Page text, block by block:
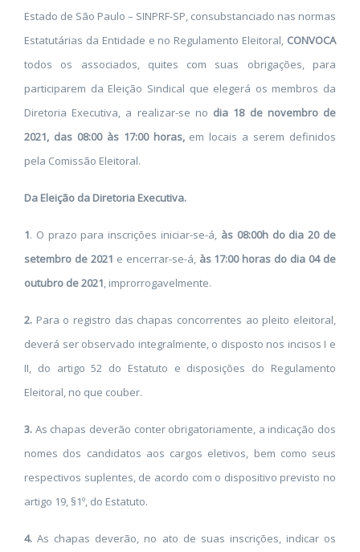
Estado de São Paulo – SINPRF-SP, consubstanciado nas normas
Estatutárias da Entidade e no Regulamento Eleitoral, CONVOCA
todos os associados, quites com suas obrigações, para
participarem da Eleição Sindical que elegerá os membros da
Diretoria Executiva, a realizar-se no dia 18 de novembro de
2021, das 08:00 às 17:00 horas,em locais a serem definidos
pela Comissão Eleitoral.
Da Eleição da Diretoria Executiva.
1. O prazo para inscrições iniciar-se-á, às 08:00h do dia 20 de
setembro de 2021 e encerrar-se-á, às 17:00 horas do dia 04 de
outubro de 2021, improrrogavelmente.
2. Para o registro das chapas concorrentes ao pleito eleitoral,
deverá ser observado integralmente, o disposto nos incisos I e
II, do artigo 52 do Estatuto e disposições do Regulamento
Eleitoral, no que couber.
3. As chapas deverão conter obrigatoriamente, a indicação dos
nomes dos candidatos aos cargos eletivos, bem como seus
respectivos suplentes, de acordo com o dispositivo previsto no
artigo 19, §1º, do Estatuto.
4. As chapas deverão, no ato de suas inscrições, indicar os